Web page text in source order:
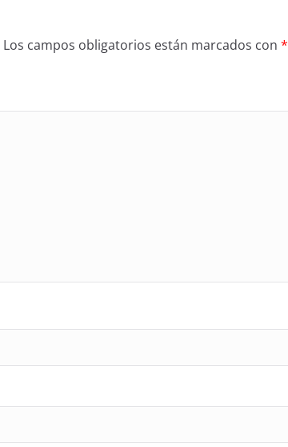
Los campos obligatorios están marcados con *